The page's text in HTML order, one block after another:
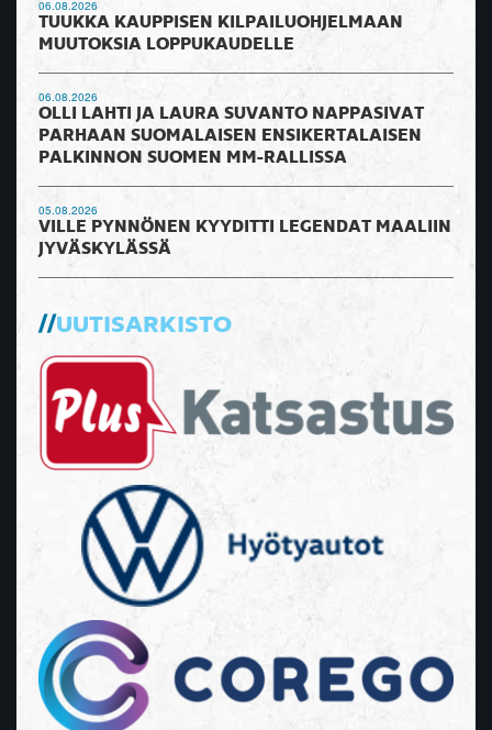
06.08.2026
TUUKKA KAUPPISEN KILPAILUOHJELMAAN
MUUTOKSIA LOPPUKAUDELLE
06.08.2026
OLLI LAHTI JA LAURA SUVANTO NAPPASIVAT
PARHAAN SUOMALAISEN ENSIKERTALAISEN
PALKINNON SUOMEN MM-RALLISSA
05.08.2026
VILLE PYNNÖNEN KYYDITTI LEGENDAT MAALIIN
JYVÄSKYLÄSSÄ
UUTISARKISTO